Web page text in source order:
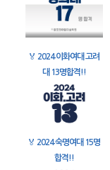
🏅 2024 이화여대 고려
대 13명합격!!
🏅 2024 숙명여대 15명
합격!!